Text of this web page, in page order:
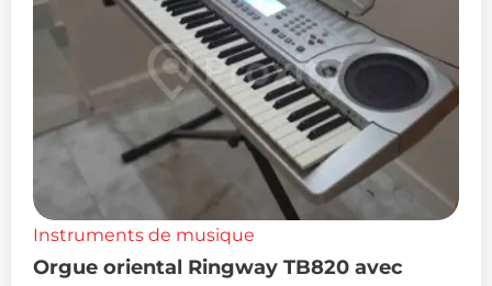
Instruments de musique
Orgue oriental Ringway TB820 avec